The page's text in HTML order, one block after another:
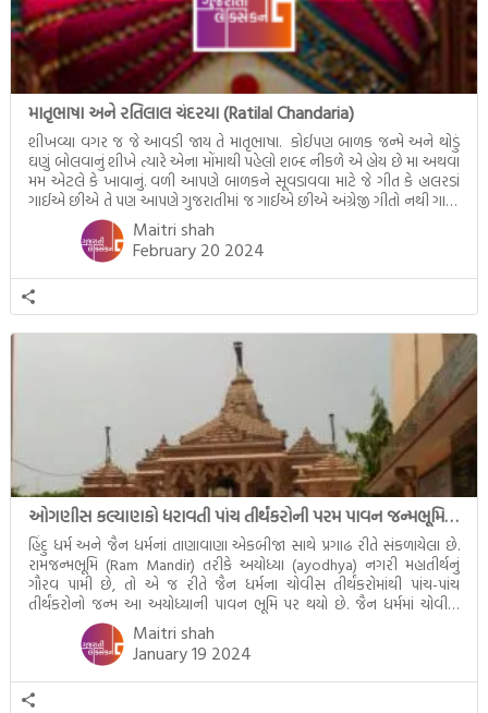
માતૃભાષા અને રતિલાલ ચંદરયા (Ratilal Chandaria)
શીખવ્યા વગર જ જે આવડી જાય તે માતૃભાષા. કોઈપણ બાળક જન્મે અને થોડું
ઘણું બોલવાનું શીખે ત્યારે એના મોંમાથી પહેલો શબ્દ નીકળે એ હોય છે મા અથવા
મમ એટલે કે ખાવાનું. વળી આપણે બાળકને સૂવડાવવા માટે જે ગીત કે હાલરડાં
ગાઈએ છીએ તે પણ આપણે ગુજરાતીમાં જ ગાઈએ છીએ અંગ્રેજી ગીતો નથી ગાતા.
આમ બાળકને […]
Maitri shah
February 20 2024
ઓગણીસ કલ્યાણકો ધરાવતી પાંચ તીર્થંકરોની પરમ પાવન જન્મભૂમિ – અયોધ્યા (Ayodhya)
હિંદુ ધર્મ અને જૈન ધર્મનાં તાણાવાણા એકબીજા સાથે પ્રગાઢ રીતે સંકળાયેલા છે.
રામજન્મભૂમિ (Ram Mandir) તરીકે અયોધ્યા (ayodhya) નગરી મહાતીર્થનું
ગૌરવ પામી છે, તો એ જ રીતે જૈન ધર્મના ચોવીસ તીર્થંકરોમાંથી પાંચ-પાંચ
તીર્થંકરોનો જન્મ આ અયોધ્યાની પાવન ભૂમિ પર થયો છે. જૈન ધર્મમાં ચોવીસ
તીર્થંકરોમાંથી પાંચ-પાંચ તીર્થંકરોનાં કલ્યાણકો અહીં આવ્યાં છે. દરેક તીર્થંકરના
જીવનની ચ્યવન(માતાના […]
Maitri shah
January 19 2024